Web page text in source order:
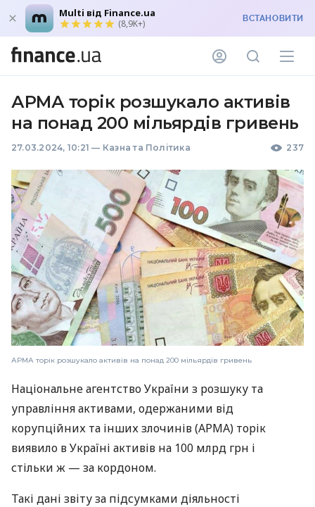
Multi від Finance.ua
(8,9K+) ВСТАНОВИТИ
АРМА торік розшукало активів
на понад 200 мільярдів гривень
27.03.2024, 10:21 — Казна та Політика 237
АРМА торік розшукало активів на понад 200 мільярдів гривень
Національне агентство України з розшуку та
управління активами, одержаними від
корупційних та інших злочинів (АРМА) торік
виявило в Україні активів на 100 млрд грн і
стільки ж — за кордоном.
Такі дані звіту за підсумками діяльності